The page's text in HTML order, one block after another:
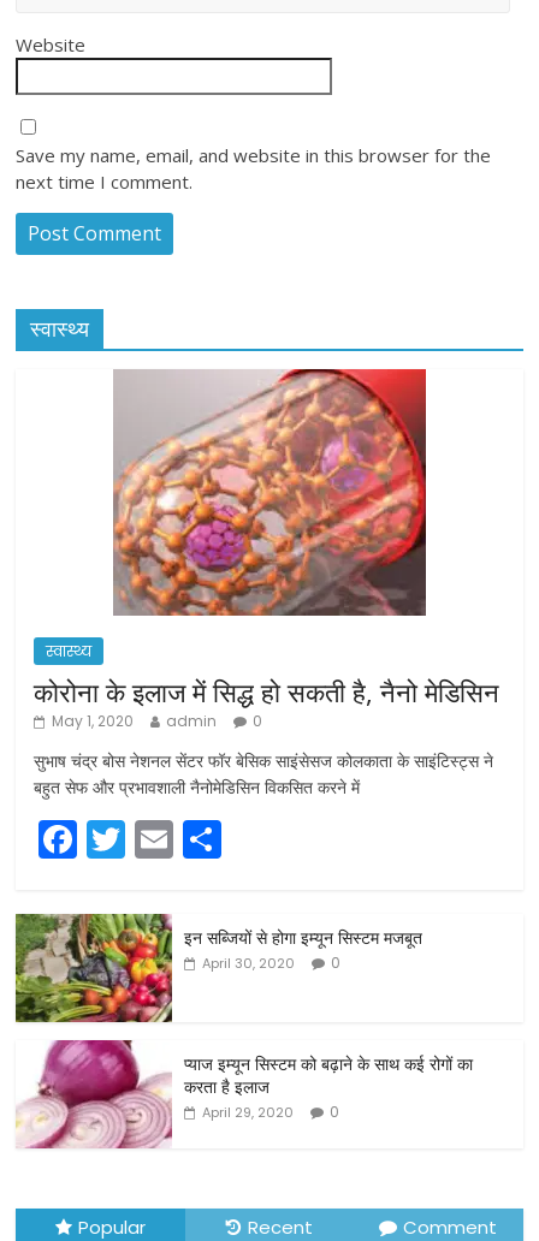
Website
Save my name, email, and website in this browser for the
next time I comment.
स्वास्थ्य
स्वास्थ्य
कोरोना के इलाज में सिद्ध हो सकती है, नैनो मेडिसिन
May 1, 2020 admin 0
सुभाष चंद्र बोस नेशनल सेंटर फॉर बेसिक साइंसेसज कोलकाता के साइंटिस्ट्स ने
बहुत सेफ और प्रभावशाली नैनोमेडिसिन विकसित करने में
F
a
c
e
b
o
o
k
T
w
itt
er
E
m
ar
e
इन सब्जियों से होगा इम्यून सिस्टम मजबूत
April 30, 2020 0
प्याज इम्यून सिस्टम को बढ़ाने के साथ कई रोगों का
करता है इलाज
April 29, 2020 0
Popular Recent Comment